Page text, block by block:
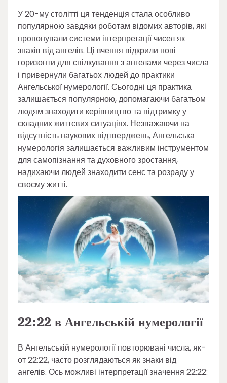
У 20-му столітті ця тенденція стала особливо
популярною завдяки роботам відомих авторів, які
пропонували системи інтерпретації чисел як
знаків від ангелів. Ці вчення відкрили нові
горизонти для спілкування з ангелами через числа
і привернули багатьох людей до практики
Ангельської нумерології. Сьогодні ця практика
залишається популярною, допомагаючи багатьом
людям знаходити керівництво та підтримку у
складних життєвих ситуаціях. Незважаючи на
відсутність наукових підтверджень, Ангельська
нумерологія залишається важливим інструментом
для самопізнання та духовного зростання,
надихаючи людей знаходити сенс та розраду у
своєму житті.
22:22 в Ангельській нумерології
В Ангельській нумерології повторювані числа, як-
от 22:22, часто розглядаються як знаки від
ангелів. Ось можливі інтерпретації значення 22:22: